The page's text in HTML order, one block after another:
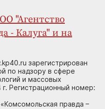
"Агентство
- Калуга" и на
зарегистрирован
по надзору в сфере
и массовых
г. Регистрационный номер:
правда –